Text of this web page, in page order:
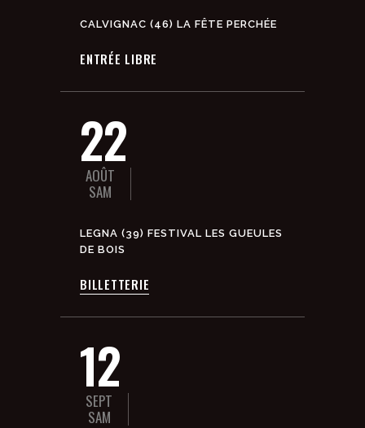
CALVIGNAC (46) LA FÊTE PERCHÉE
ENTRÉE LIBRE
22
AOÛT
SAM
LEGNA (39) FESTIVAL LES GUEULES
DE BOIS
BILLETTERIE
12
SEPT
SAM